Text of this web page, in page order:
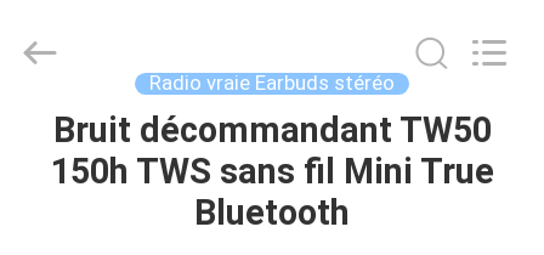
MAISON
Electronic
Radio vraie Earbuds stéréo
Bruit décommandant TW50
150h TWS sans fil Mini True
Bluetooth